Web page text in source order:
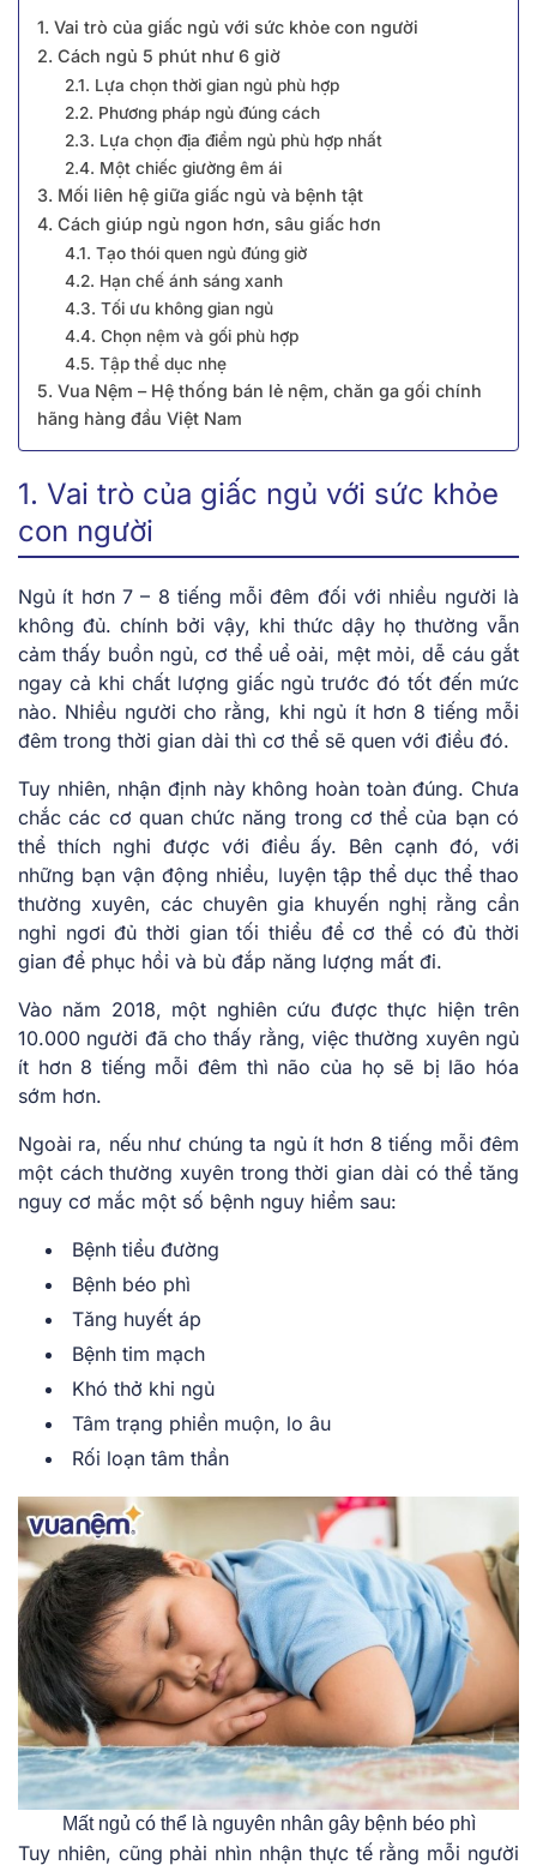
1. Vai trò của giấc ngủ với sức khỏe con người
2. Cách ngủ 5 phút như 6 giờ
2.1. Lựa chọn thời gian ngủ phù hợp
2.2. Phương pháp ngủ đúng cách
2.3. Lựa chọn địa điểm ngủ phù hợp nhất
2.4. Một chiếc giường êm ái
3. Mối liên hệ giữa giấc ngủ và bệnh tật
4. Cách giúp ngủ ngon hơn, sâu giấc hơn
4.1. Tạo thói quen ngủ đúng giờ
4.2. Hạn chế ánh sáng xanh
4.3. Tối ưu không gian ngủ
4.4. Chọn nệm và gối phù hợp
4.5. Tập thể dục nhẹ
5. Vua Nệm – Hệ thống bán lẻ nệm, chăn ga gối chính
hãng hàng đầu Việt Nam
1. Vai trò của giấc ngủ với sức khỏe
con người
Ngủ ít hơn 7 – 8 tiếng mỗi đêm đối với nhiều người là
không đủ. chính bởi vậy, khi thức dậy họ thường vẫn
cảm thấy buồn ngủ, cơ thể uể oải, mệt mỏi, dễ cáu gắt
ngay cả khi chất lượng giấc ngủ trước đó tốt đến mức
nào. Nhiều người cho rằng, khi ngủ ít hơn 8 tiếng mỗi
đêm trong thời gian dài thì cơ thể sẽ quen với điều đó.
Tuy nhiên, nhận định này không hoàn toàn đúng. Chưa
chắc các cơ quan chức năng trong cơ thể của bạn có
thể thích nghi được với điều ấy. Bên cạnh đó, với
những bạn vận động nhiều, luyện tập thể dục thể thao
thường xuyên, các chuyên gia khuyến nghị rằng cần
nghỉ ngơi đủ thời gian tối thiểu để cơ thể có đủ thời
gian để phục hồi và bù đắp năng lượng mất đi.
Vào năm 2018, một nghiên cứu được thực hiện trên
10.000 người đã cho thấy rằng, việc thường xuyên ngủ
ít hơn 8 tiếng mỗi đêm thì não của họ sẽ bị lão hóa
sớm hơn.
Ngoài ra, nếu như chúng ta ngủ ít hơn 8 tiếng mỗi đêm
một cách thường xuyên trong thời gian dài có thể tăng
nguy cơ mắc một số bệnh nguy hiểm sau:
Bệnh tiểu đường
Bệnh béo phì
Tăng huyết áp
Bệnh tim mạch
Khó thở khi ngủ
Tâm trạng phiền muộn, lo âu
Rối loạn tâm thần
Mất ngủ có thể là nguyên nhân gây bệnh béo phì
Tuy nhiên, cũng phải nhìn nhận thực tế rằng mỗi người